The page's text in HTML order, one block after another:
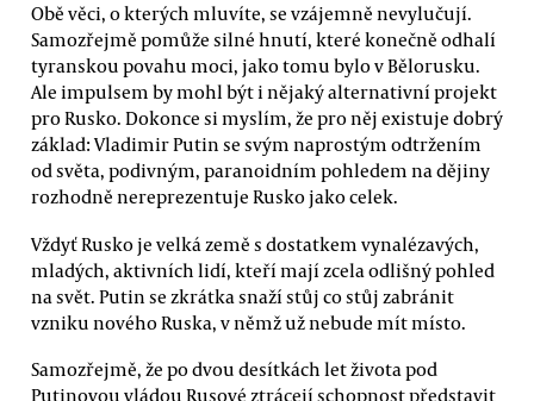
Obě věci, o kterých mluvíte, se vzájemně nevylučují.
Samozřejmě pomůže silné hnutí, které konečně odhalí
tyranskou povahu moci, jako tomu bylo v Bělorusku.
Ale impulsem by mohl být i nějaký alternativní projekt
pro Rusko. Dokonce si myslím, že pro něj existuje dobrý
základ: Vladimir Putin se svým naprostým odtržením
od světa, podivným, paranoidním pohledem na dějiny
rozhodně nereprezentuje Rusko jako celek.
Vždyť Rusko je velká země s dostatkem vynalézavých,
mladých, aktivních lidí, kteří mají zcela odlišný pohled
na svět. Putin se zkrátka snaží stůj co stůj zabránit
vzniku nového Ruska, v němž už nebude mít místo.
Samozřejmě, že po dvou desítkách let života pod
Putinovou vládou Rusové ztrácejí schopnost představit